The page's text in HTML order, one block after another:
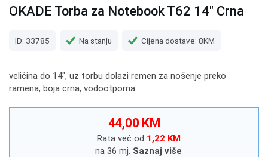
OKADE Torba za Notebook T62 14" Crna
ID: 33785 Na stanju Cijena dostave: 8KM
veličina do 14", uz torbu dolazi remen za nošenje preko
ramena, boja crna, vodootporna.
44,00 KM
Rata već od 1,22 KM
na 36 mj. Saznaj više